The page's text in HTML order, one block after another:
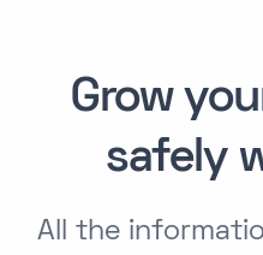
Grow
safely
All the